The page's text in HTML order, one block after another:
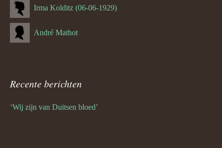
Irma Kolditz (06-06-1929)
André Mathot
Recente berichten
‘Wij zijn van Duitsen bloed’